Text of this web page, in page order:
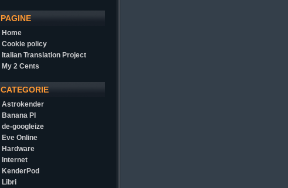
PAGINE
Home
Cookie policy
Italian Translation Project
My 2 Cents
CATEGORIE
Astrokender
Banana PI
de-googleize
Eve Online
Hardware
Internet
KenderPod
Libri